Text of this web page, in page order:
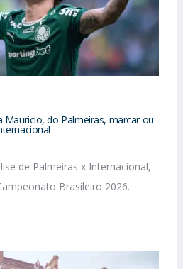
Mauricio, do Palmeiras, marcar ou
de Palmeiras x Internacional,
Brasileiro 2026.